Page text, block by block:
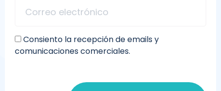
Consiento la recepción de emails y
comunicaciones comerciales.